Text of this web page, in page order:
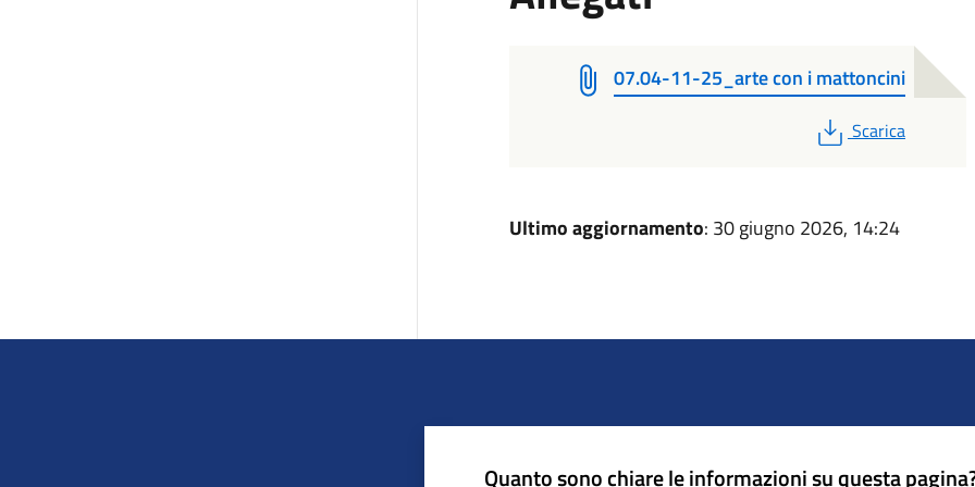
07.04-11-25_arte con i mattoncini
PDF
Scarica
Ultimo aggiornamento: 30 giugno 2026, 14:24
Quanto sono chiare le informazioni su questa